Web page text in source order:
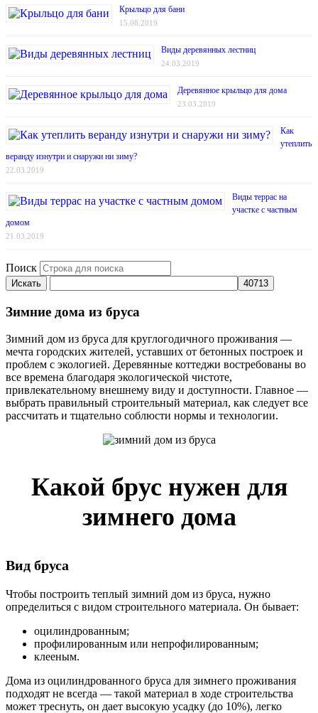
Крыльцо для бани
15.08.2019
Виды деревянных лестниц
24.03.2019
Деревянное крыльцо для дома
23.03.2019
Как
утеплить
веранду изнутри и снаружи ни зиму?
22.03.2019
Виды террас на
участке с частным
домом
21.03.2019
Поиск
Искать
Зимние дома из бруса
Зимний дом из бруса для круглогодичного проживания —
мечта городских жителей, уставших от бетонных построек и
проблем с экологией. Деревянные коттеджи востребованы во
все времена благодаря экологической чистоте,
привлекательному внешнему виду и доступности. Главное —
выбрать правильный строительный материал, как следует все
рассчитать и тщательно соблюсти нормы и технологии.
Какой брус нужен для
зимнего дома
Вид бруса
Чтобы построить теплый зимний дом из бруса, нужно
определиться с видом строительного материала. Он бывает:
оцилиндрованным;
профилированным или непрофилированным;
клееным.
Дома из оцилиндрованного бруса для зимнего проживания
подходят не всегда — такой материал в ходе строительства
может треснуть, он дает высокую усадку (до 10%), легко